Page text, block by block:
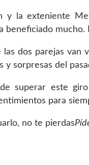
y la exteniente
beneficiado
las dos parejas
y sorpresas del
de superar este
para
no te pierdas